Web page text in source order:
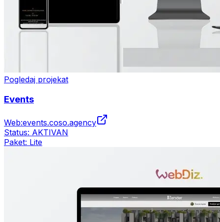
Pogledaj projekat
Events
Web:events.coso.agency
Status: AKTIVAN
Paket: Lite